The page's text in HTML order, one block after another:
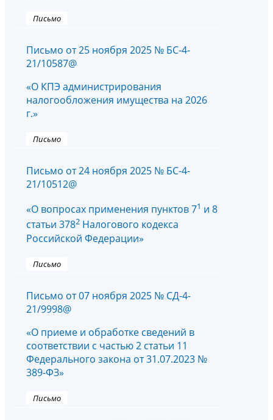
Письмо
Письмо от 25 ноября 2025 № БС-4-
21/10587@
«О КПЭ администрирования
налогообложения имущества на 2026
г.»
Письмо
Письмо от 24 ноября 2025 № БС-4-
21/10512@
«О вопросах применения пунктов 71 и 8
статьи 3782 Налогового кодекса
Российской Федерации»
Письмо
Письмо от 07 ноября 2025 № СД-4-
21/9998@
«О приеме и обработке сведений в
соответствии с частью 2 статьи 11
Федерального закона от 31.07.2023 №
389-ФЗ»
Письмо